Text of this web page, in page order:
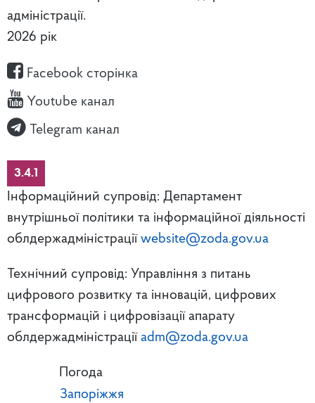
адміністрації.
2026 рік
Facebook сторінка
Youtube канал
Telegram канал
3.4.1
Інформаційний супровід: Департамент
внутрішньої політики та інформаційної діяльності
облдержадміністрації website@zoda.gov.ua
Технічний супровід: Управління з питань
цифрового розвитку та інновацій, цифрових
трансформацій і цифровізації апарату
облдержадміністрації adm@zoda.gov.ua
Погода
Запоріжжя